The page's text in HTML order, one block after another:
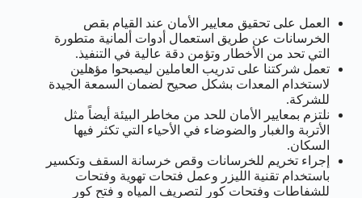
العمل على تحقيق معايير الأمان عند القيام بقص
الخرسانات عن طريق استعمال أدوات ألمانية متطورة
التي تحد من الأخطار وتؤمن دقة عالية في التنفيذ.
تعمل شركتنا على تدريب العاملين ليصبحوا مؤهلين
لاستخدام المعدات بشكل صحيح لضمان السمعة الجيدة
للشركة.
نلتزم بمعايير الأمان للحد من مخاطر البيئة أيضاً مثل
الأتربة والغبار والضوضاء في الأحياء التي تكثر فيها
السكان.
إجراء تخريم للخرسانات وقص خرسانة السقف وتكسير
باستخدام تقنية الليزر وعمل فتحات تهوية وفتحات
للشفاطات وفتحات كور لتصريف المياه و فتح كور